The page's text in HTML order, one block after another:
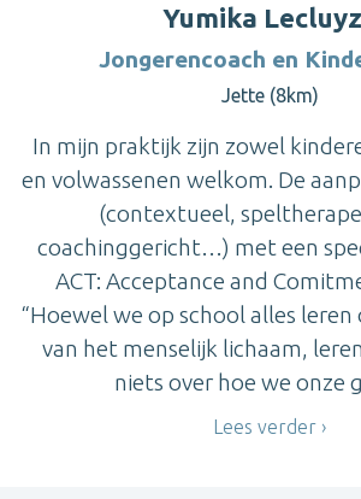
Yumika
Jongerencoach en
Jette (8km)
In mijn praktijk zijn zowel
en volwassenen welkom. De
(contextueel,
coachinggericht…) met een
ACT: Acceptance and
“Hoewel we op school alles leren
van het menselijk lichaam,
niets over hoe we onze
Lees verder